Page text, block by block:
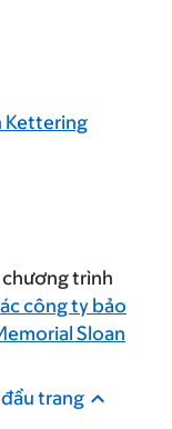
Kettering
chương trình
công ty bảo
Sloan
đầu trang